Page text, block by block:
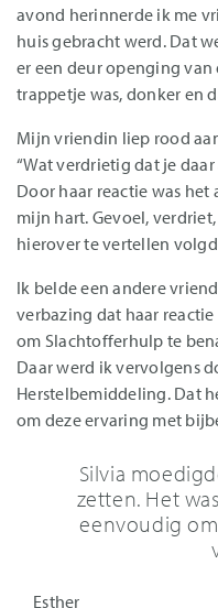
avond herinnerde ik me
huis gebracht werd. Dat
er een deur openging
trappetje was, donker en
Mijn vriendin liep rood
“Wat verdrietig dat je
Door haar reactie was
mijn hart. Gevoel,
hierover te vertellen
Ik belde een andere
verbazing dat haar
om Slachtofferhulp te
Daar werd ik vervolgens
Herstelbemiddeling. Dat
om deze ervaring met
Silvia
zetten. Het
eenvoudig
Esther